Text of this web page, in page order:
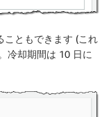
こともできます (これ
冷却期間は 10 日に